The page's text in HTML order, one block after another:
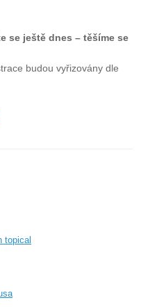
se ještě dnes – těšíme se
budou vyřizovány dle
topical